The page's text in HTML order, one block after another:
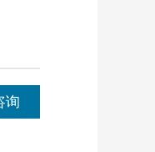
询